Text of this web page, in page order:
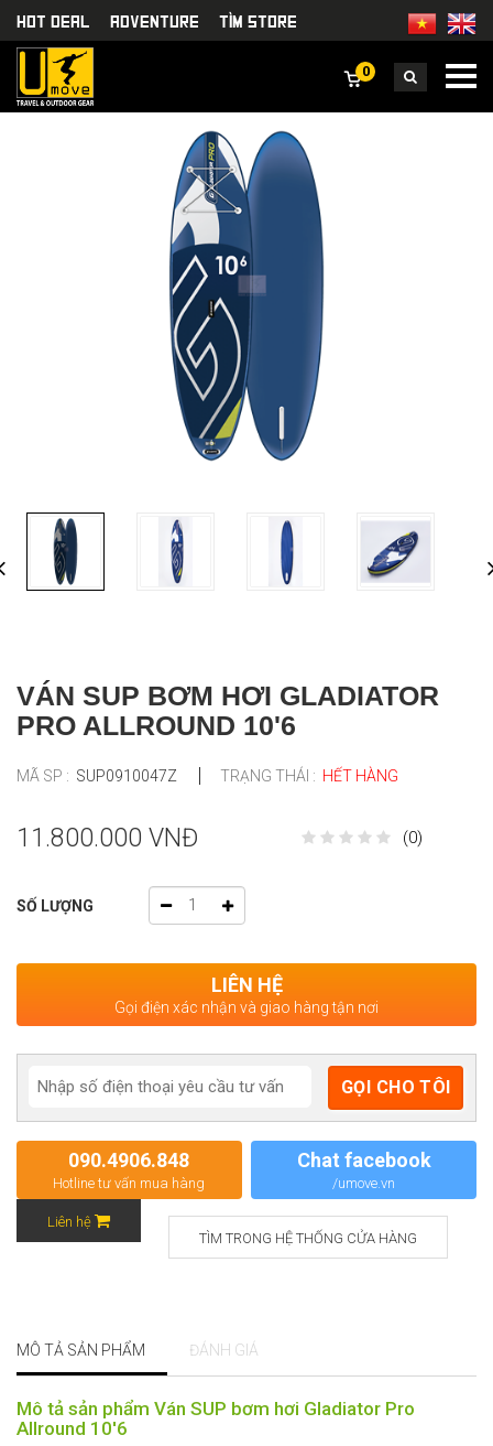
HOT DEAL Adventure TÌm Store
0
VÁN SUP BƠM HƠI GLADIATOR
PRO ALLROUND 10'6
MÃ SP : SUP0910047Z TRẠNG THÁI : HẾT HÀNG
11.800.000 VNĐ (0)
SỐ LƯỢNG
LIÊN HỆ
Gọi điện xác nhận và giao hàng tận nơi
090.4906.848
Hotline tư vấn mua hàng
Chat facebook
/umove.vn
Liên hệ
TÌM TRONG HỆ THỐNG CỬA HÀNG
MÔ TẢ SẢN PHẨM ĐÁNH GIÁ
Mô tả sản phẩm Ván SUP bơm hơi Gladiator Pro
Allround 10'6